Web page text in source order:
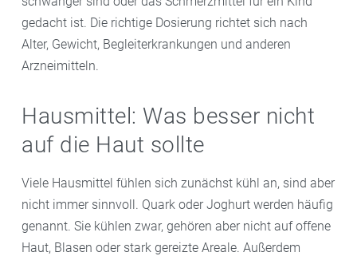
gedacht ist. Die richtige Dosierung richtet sich nach
Alter, Gewicht, Begleiterkrankungen und anderen
Arzneimitteln.
Hausmittel: Was besser nicht
auf die Haut sollte
Viele Hausmittel fühlen sich zunächst kühl an, sind aber
nicht immer sinnvoll. Quark oder Joghurt werden häufig
genannt. Sie kühlen zwar, gehören aber nicht auf offene
Haut, Blasen oder stark gereizte Areale. Außerdem